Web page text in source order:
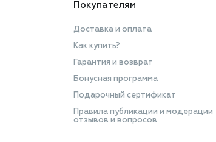
Покупателям
Доставка и оплата
Как купить?
Гарантия и возврат
Бонусная программа
Подарочный сертификат
Правила публикации и модерации
отзывов и вопросов